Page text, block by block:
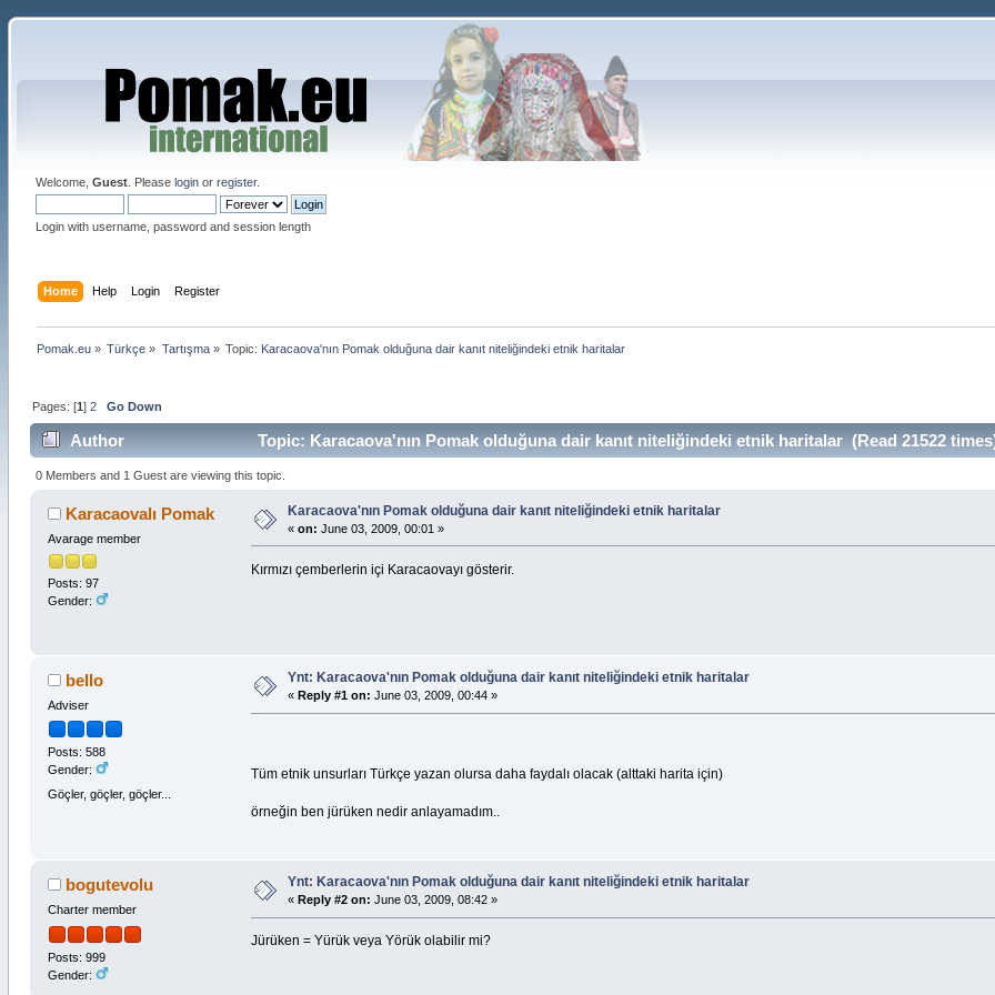
Welcome, Guest. Please loginor register.
Login with username, password and session length
Home Help Login Register
Pomak.eu» Türkçe » Tartışma» Topic: Karacaova'nın Pomak olduğuna dair kanıt niteliğindeki etnik haritalar
Pages: [1] 2 Go Down
Author Topic: Karacaova'nın Pomak olduğuna dair kanıt niteliğindeki etnik haritalar (Read 21522
0 Members and 1 Guest are viewing this topic.
Karacaovalı Pomak
Avarage member
Posts: 97
Gender:
Karacaova'nın Pomak olduğuna dair kanıt niteliğindeki etnik haritalar
« on: June 03, 2009, 00:01 »
Kırmızı çemberlerin içi Karacaovayı gösterir.
bello
Adviser
Posts: 588
Gender:
Göçler, göçler, göçler...
Ynt: Karacaova'nın Pomak olduğuna dair kanıt niteliğindeki etnik haritalar
« Reply #1 on: June 03, 2009, 00:44 »
Tüm etnik unsurları Türkçe yazan olursa daha faydalı olacak (alttaki harita için)
örneğin ben jürüken nedir anlayamadım..
bogutevolu
Charter member
Posts: 999
Gender:
Ynt: Karacaova'nın Pomak olduğuna dair kanıt niteliğindeki etnik haritalar
« Reply #2 on: June 03, 2009, 08:42 »
Jürüken = Yürük veya Yörük olabilir mi?